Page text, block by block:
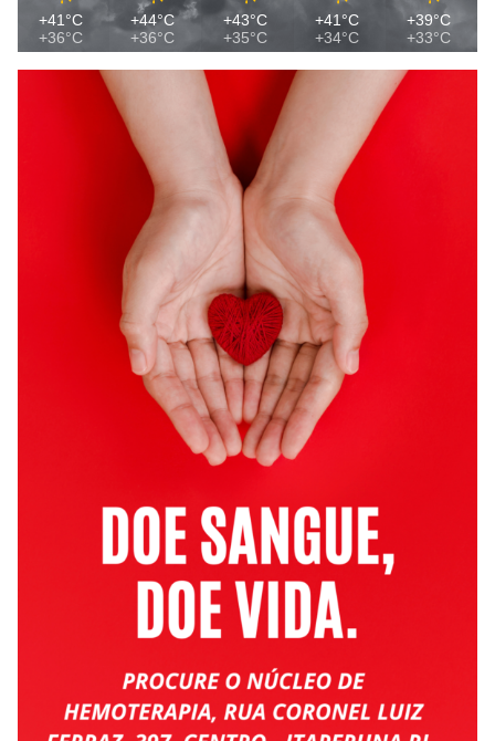
+41°C
+36°C
+44°C
+36°C
+43°C
+35°C
+41°C
+34°C
+39°C
+33°C